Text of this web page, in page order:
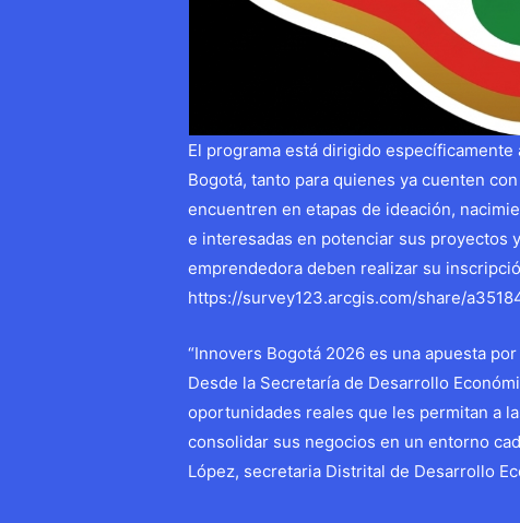
El programa está dirigido
Bogotá, tanto para quienes ya cuenten
encuentren en etapas de ideación,
e interesadas en potenciar sus proyectos
emprendedora deben realizar su
https://survey123.arcgis.com/share/
“Innovers Bogotá 2026 es una apuesta
Desde la Secretaría de Desarrollo
oportunidades reales que les permitan a
consolidar sus negocios en un entorno
López, secretaria Distrital de Desarrollo